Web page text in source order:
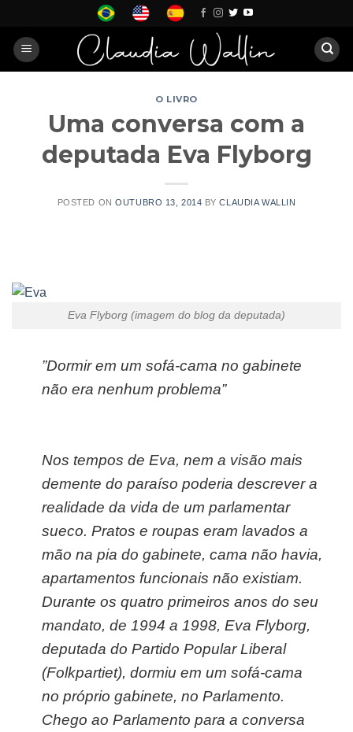
content
O LIVRO
Uma conversa com a
deputada Eva Flyborg
POSTED ONOUTUBRO 13, 2014 BYCLAUDIA WALLIN
Eva Flyborg (imagem do blog da deputada)
”Dormir em um sofá-cama no gabinete
não era nenhum problema”
Nos tempos de Eva, nem a visão mais
demente do paraíso poderia descrever a
realidade da vida de um parlamentar
sueco. Pratos e roupas eram lavados a
mão na pia do gabinete, cama não havia,
apartamentos funcionais não existiam.
Durante os quatro primeiros anos do seu
mandato, de 1994 a 1998, Eva Flyborg,
deputada do Partido Popular Liberal
(Folkpartiet), dormiu em um sofá-cama
no próprio gabinete, no Parlamento.
Chego ao Parlamento para a conversa